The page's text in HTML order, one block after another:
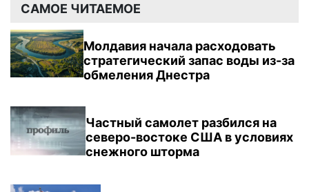
САМОЕ ЧИТАЕМОЕ
Молдавия начала расходовать
стратегический запас воды из-за
обмеления Днестра
Частный самолет разбился на
северо-востоке США в условиях
снежного шторма